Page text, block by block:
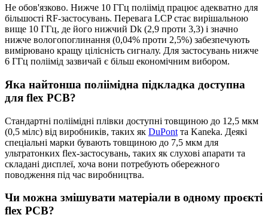
Не обов'язково. Нижче 10 ГГц поліімід працює адекватно для
більшості RF-застосувань. Перевага LCP стає вирішальною
вище 10 ГГц, де його нижчий Dk (2,9 проти 3,3) і значно
нижче вологопоглинання (0,04% проти 2,5%) забезпечують
вимірювано кращу цілісність сигналу. Для застосувань нижче
6 ГГц поліімід зазвичай є більш економічним вибором.
Яка найтонша поліімідна підкладка доступна
для flex PCB?
Стандартні поліімідні плівки доступні товщиною до 12,5 мкм
(0,5 мілс) від виробників, таких як DuPont та Kaneka. Деякі
спеціальні марки бувають товщиною до 7,5 мкм для
ультратонких flex-застосувань, таких як слухові апарати та
складані дисплеї, хоча вони потребують обережного
поводження під час виробництва.
Чи можна змішувати матеріали в одному проєкті
flex PCB?